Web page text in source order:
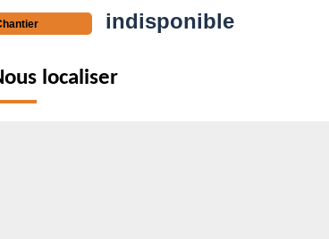
indisponible
localiser